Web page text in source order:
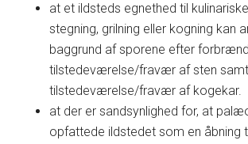
at et ildsteds egnethed til
stegning, grilning eller kogning kan
baggrund af sporene efter
tilstedeværelse/fravær af sten samt
tilstedeværelse/fravær af kogekar.
at der er sandsynlighed for, at
opfattede ildstedet som en åbning